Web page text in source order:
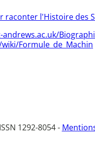
raconter l'Histoire des
Formule_de_Machin
1292-8054 -